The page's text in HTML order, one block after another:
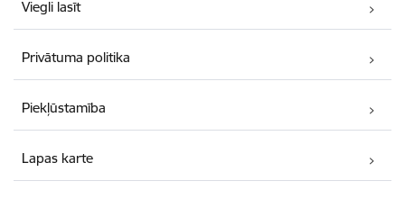
Viegli lasīt
Privātuma politika
Piekļūstamība
Lapas karte